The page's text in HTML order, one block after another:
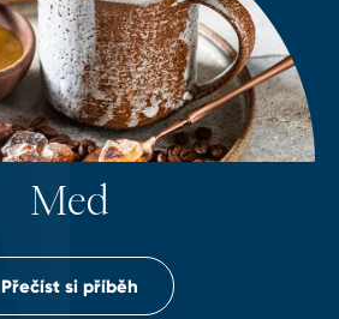
Med
Přečíst si příběh